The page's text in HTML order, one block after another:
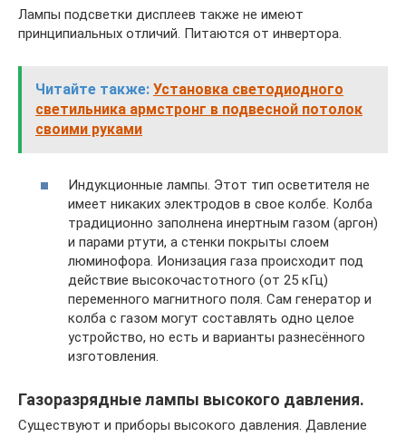
Лампы подсветки дисплеев также не имеют
принципиальных отличий. Питаются от инвертора.
Читайте также: Установка светодиодного
светильника армстронг в подвесной потолок
своими руками
Индукционные лампы. Этот тип осветителя не
имеет никаких электродов в свое колбе. Колба
традиционно заполнена инертным газом (аргон)
и парами ртути, а стенки покрыты слоем
люминофора. Ионизация газа происходит под
действие высокочастотного (от 25 кГц)
переменного магнитного поля. Сам генератор и
колба с газом могут составлять одно целое
устройство, но есть и варианты разнесённого
изготовления.
Газоразрядные лампы высокого давления.
Существуют и приборы высокого давления. Давление